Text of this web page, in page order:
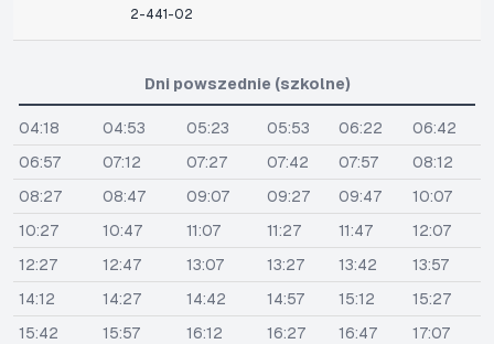
2-441-02
Dni powszednie (szkolne)
04:18 04:53 05:23 05:53 06:22
06:42
06:57
07:12 07:27 07:42 07:57
08:12
08:27
08:47 09:07 09:27 09:47
10:07
10:27
10:47 11:07 11:27 11:47
12:07
12:27
12:47 13:07 13:27 13:42
13:57
14:12
14:27 14:42 14:57 15:12
15:27
15:42
15:57 16:12 16:27 16:47
17:07